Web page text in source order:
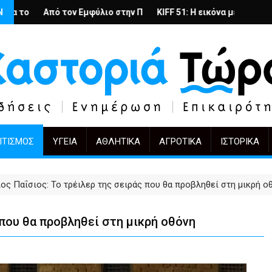
λήθηΦροντίδας στην Καστοριά
στην Πόλωση: το ίδιο έργο, άλλοι πρωταγωνιστές
KIFF 51: Η εικόνα μετά την αγοράΠεριοδική Έκθεση με
ΥΓΕΊΑ ΑΘΛΗΤΙΚΆ ΑΓΡΟΤΙΚΆ ΙΣΤΟΡΙΚΆ
Παΐσιος: Το τρέιλερ της σειράς που θα προβληθεί στη μικρή
θα προβληθεί στη μικρή οθόνη